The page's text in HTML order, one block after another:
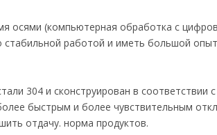
осями (компьютерная обработка с
стабильной работой и иметь большой
304 и сконструирован в соответствии
быстрым и более чувствительным
отдачу. норма продуктов.